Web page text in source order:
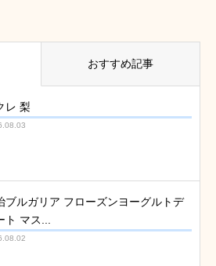
おすすめ記事
レ 梨
ブルガリア フローズンヨーグルトデ
ト マス...